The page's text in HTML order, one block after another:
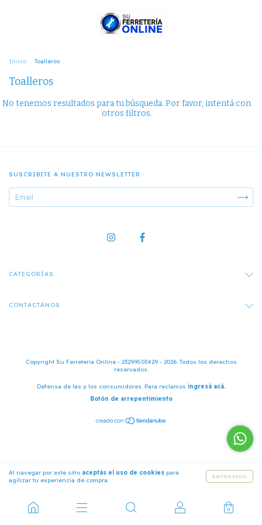
Al navegar por este sitio aceptás el uso de cookies para
agilizar tu experiencia de compra.
ENTENDIDO
0
Inicio . Toalleros
Toalleros
No tenemos resultados para tu búsqueda. Por favor, intentá con
otros filtros.
SUSCRIBITE A NUESTRO NEWSLETTER
CATEGORÍAS
CONTACTÁNOS
Copyright Su Ferreteria Online - 23299503429 - 2026. Todos los derechos
reservados.
Defensa de las y los consumidores. Para reclamos ingresá acá.
Botón de arrepentimiento